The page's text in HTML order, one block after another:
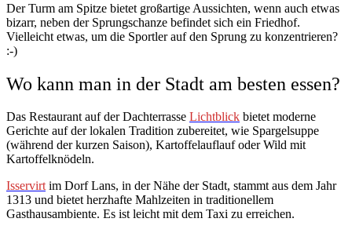
Der Turm am Spitze bietet großartige Aussichten, wenn auch etwas
bizarr, neben der Sprungschanze befindet sich ein Friedhof.
Vielleicht etwas, um die Sportler auf den Sprung zu konzentrieren?
:-)
Wo kann man in der Stadt am besten essen?
Das Restaurant auf der Dachterrasse Lichtblick bietet moderne
Gerichte auf der lokalen Tradition zubereitet, wie Spargelsuppe
(während der kurzen Saison), Kartoffelauflauf oder Wild mit
Kartoffelknödeln.
Isservirtim Dorf Lans, in der Nähe der Stadt, stammt aus dem Jahr
1313 und bietet herzhafte Mahlzeiten in traditionellem
Gasthausambiente. Es ist leicht mit dem Taxi zu erreichen.